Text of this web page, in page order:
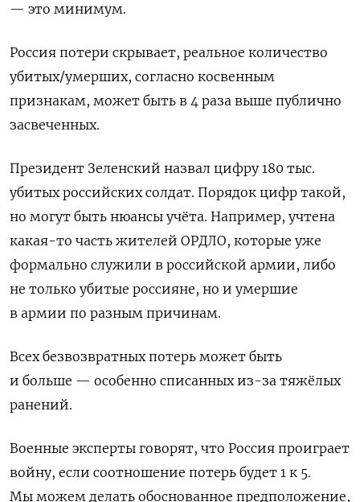
— это минимум.
Россия потери скрывает, реальное количество
убитых/умерших, согласно косвенным
признакам, может быть в 4 раза выше публично
засвеченных.
Президент Зеленский назвал цифру 180 тыс.
убитых российских солдат. Порядок цифр такой,
но могут быть нюансы учёта. Например, учтена
какая-то часть жителей ОРДЛО, которые уже
формально служили в российской армии, либо
не только убитые россияне, но и умершие
в армии по разным причинам.
Всех безвозвратных потерь может быть
и больше — особенно списанных из-за тяжёлых
ранений.
Военные эксперты говорят, что Россия проиграет
войну, если соотношение потерь будет 1 к 5.
Мы можем делать обоснованное предположение,